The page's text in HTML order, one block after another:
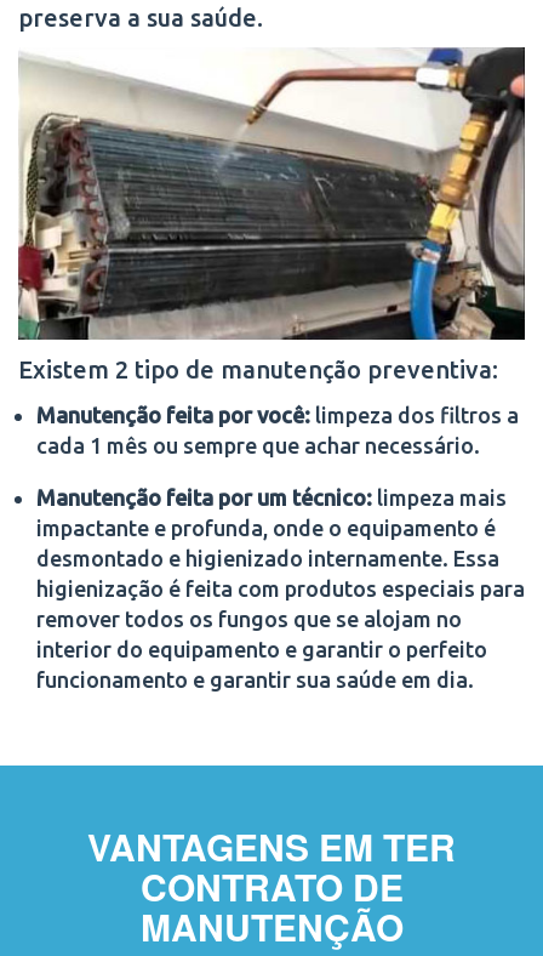
preserva a sua saúde.
Existem 2 tipo de manutenção preventiva:
Manutenção feita por você: limpeza dos filtros a
cada 1 mês ou sempre que achar necessário.
Manutenção feita por um técnico: limpeza mais
impactante e profunda, onde o equipamento é
desmontado e higienizado internamente. Essa
higienização é feita com produtos especiais para
remover todos os fungos que se alojam no
interior do equipamento e garantir o perfeito
funcionamento e garantir sua saúde em dia.
VANTAGENS EM TER
CONTRATO DE
MANUTENÇÃO